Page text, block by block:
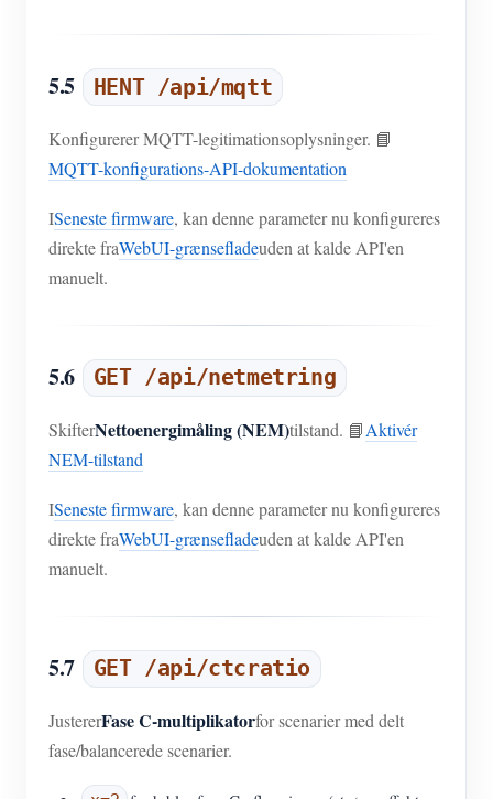
5.5 HENT /api/mqtt
Konfigurerer MQTT-legitimationsoplysninger. 📘
MQTT-konfigurations-API-dokumentation
ISeneste firmware, kan denne parameter nu konfigureres
direkte fraWebUI-grænsefladeuden at kalde API'en
manuelt.
5.6 GET /api/netmetring
SkifterNettoenergimåling (NEM)tilstand. 📘Aktivér
NEM-tilstand
ISeneste firmware, kan denne parameter nu konfigureres
direkte fraWebUI-grænsefladeuden at kalde API'en
manuelt.
5.7 GET /api/ctcratio
JustererFase C-multiplikatorfor scenarier med delt
fase/balancerede scenarier.